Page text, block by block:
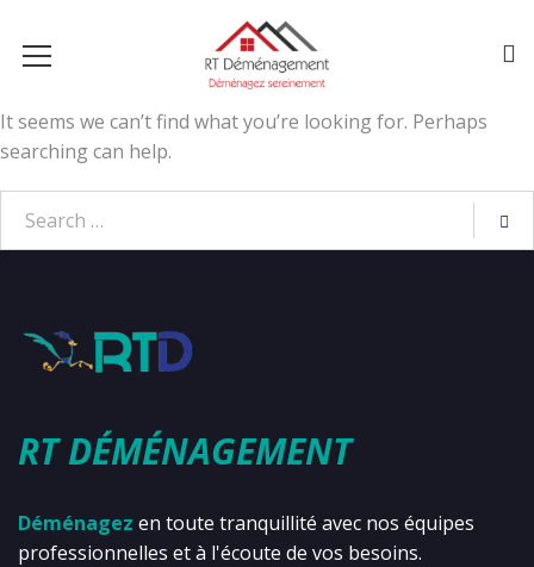
It seems we can’t find what you’re looking for. Perhaps
searching can help.
RT DÉMÉNAGEMENT
Déménagez en toute tranquillité avec nos équipes
professionnelles et à l'écoute de vos besoins.